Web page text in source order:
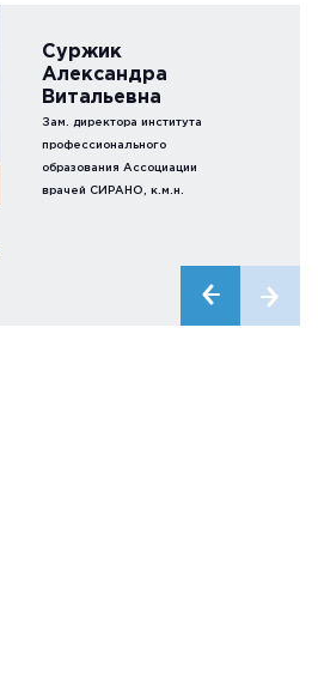
Суржик
Александра
Витальевна
Зам. директора института
профессионального
образования Ассоциации
врачей СИРАНО, к.м.н.